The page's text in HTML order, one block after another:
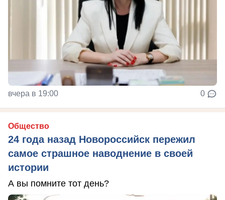
вчера в 19:00 0
Общество
24 года назад Новороссийск пережил
самое страшное наводнение в своей
истории
А вы помните тот день?